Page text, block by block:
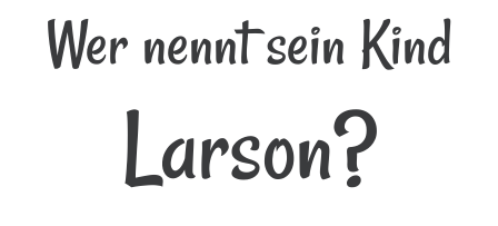
Wer nennt sein Kind
Larson?